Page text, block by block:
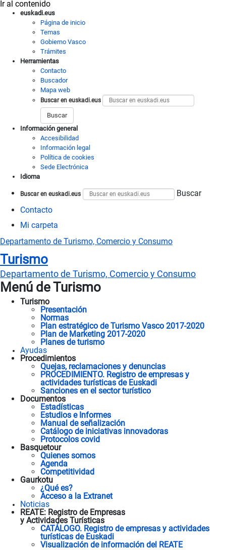
Ir al contenido
euskadi.eus
Página de inicio
Temas
Gobierno Vasco
Trámites
Herramientas
Contacto
Buscador
Mapa web
Buscar en euskadi.eus
Información general
Accesibilidad
Información legal
Política de cookies
Sede Electrónica
Idioma
Buscar en euskadi.eus
Buscar
Contacto
Mi carpeta
Departamento de Turismo, Comercio y Consumo
Turismo
Departamento de Turismo, Comercio y Consumo
Menú de Turismo
Turismo
Presentación
Normas
Plan estratégico de Turismo Vasco 2017-2020
Plan de Marketing 2017-2020
Planes de turismo
Ayudas
Procedimientos
Quejas, reclamaciones y denuncias
PROCEDIMIENTO. Registro de empresas y
actividades turísticas de Euskadi
Sanciones en el sector turístico
Documentos
Estadísticas
Estudios e Informes
Manual de señalización
Catálogo de iniciativas innovadoras
Protocolos covid
Basquetour
Quienes somos
Agenda
Competitividad
Gaurkotu
¿Qué es?
Acceso a la Extranet
Noticias
REATE: Registro de Empresas
y Actividades Turísticas
CATÁLOGO. Registro de empresas y actividades
turísticas de Euskadi
Visualización de información del REATE